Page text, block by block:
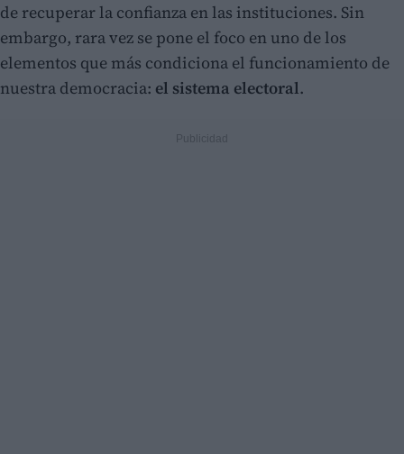
de recuperar la confianza en las instituciones. Sin
embargo, rara vez se pone el foco en uno de los
elementos que más condiciona el funcionamiento de
nuestra democracia: el sistema electoral.